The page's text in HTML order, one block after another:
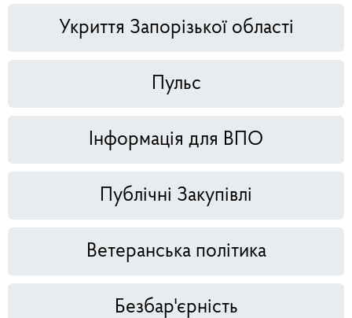
Укриття Запорізької області
Пульс
Інформація для ВПО
Публічні Закупівлі
Ветеранська політика
Безбар'єрність